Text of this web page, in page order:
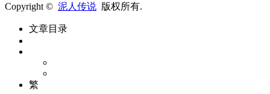
Copyright © 泥人传说 版权所有.
文章目录
繁